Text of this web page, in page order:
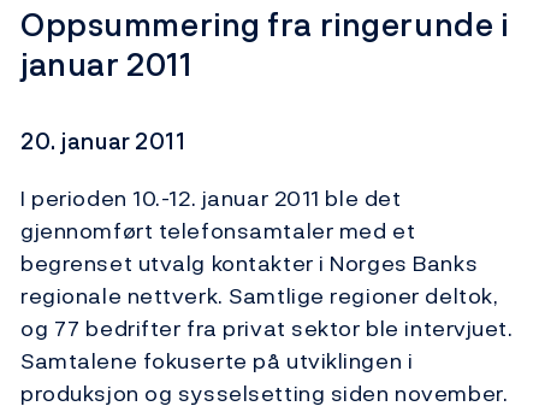
Oppsummering fra ringerunde i
januar 2011
20. januar 2011
I perioden 10.-12. januar 2011 ble det
gjennomført telefonsamtaler med et
begrenset utvalg kontakter i Norges Banks
regionale nettverk. Samtlige regioner deltok,
og 77 bedrifter fra privat sektor ble intervjuet.
Samtalene fokuserte på utviklingen i
produksjon og sysselsetting siden november.